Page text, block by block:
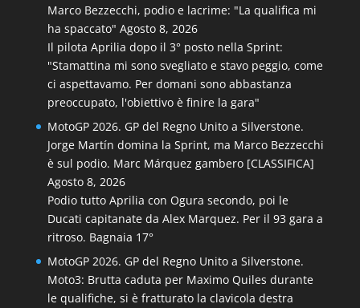
Marco Bezzecchi, podio e lacrime: "La qualifica mi
ha spaccato" Agosto 8, 2026
Il pilota Aprilia dopo il 3° posto nella Sprint:
"Stamattina mi sono svegliato e stavo peggio, come
ci aspettavamo. Per domani sono abbastanza
preoccupato, l'obiettivo è finire la gara"
MotoGP 2026. GP del Regno Unito a Silverstone.
Jorge Martín domina la Sprint, ma Marco Bezzecchi
è sul podio. Marc Márquez gambero [CLASSIFICA]
Agosto 8, 2026
Podio tutto Aprilia con Ogura secondo, poi le
Ducati capitanate da Alex Marquez. Per il 93 gara a
ritroso. Bagnaia 17°
MotoGP 2026. GP del Regno Unito a Silverstone.
Moto3: Brutta caduta per Maximo Quiles durante
le qualifiche, si è fratturato la clavicola destra